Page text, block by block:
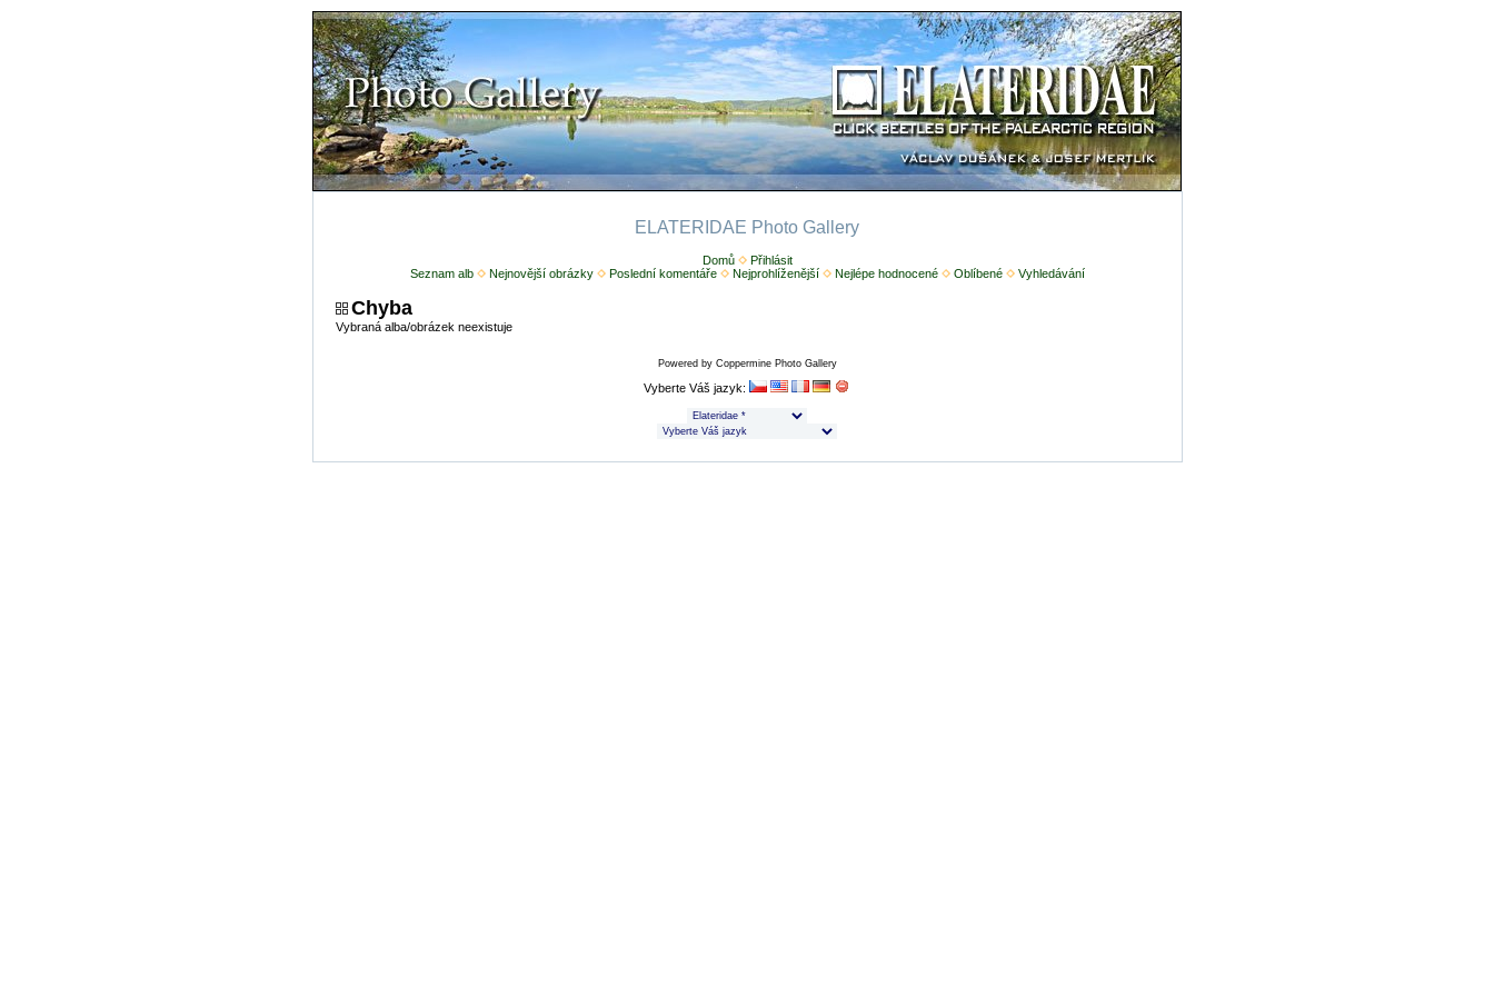
ELATERIDAE Photo Gallery
Domů
Přihlásit
Seznam alb
Nejnovější obrázky Poslední komentáře Nejprohlíženější Nejlépe hodnocené Oblíbené Vyhledávání
Chyba
Vybraná alba/obrázek neexistuje
Powered by Coppermine Photo Gallery
Vyberte Váš jazyk: